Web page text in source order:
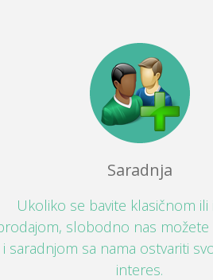
Saradnja
Ukoliko se bavite klasičnom
slobodno nas možete
i saradnjom sa nama ostvariti
interes.